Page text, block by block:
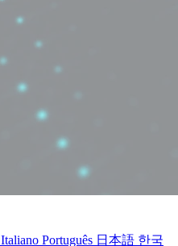
Italiano Português 日本語 한국